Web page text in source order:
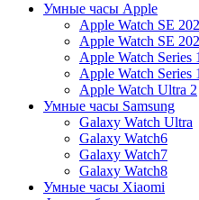
Умные часы Apple
Apple Watch SE
Apple Watch SE
Apple Watch Series
Apple Watch Series
Apple Watch Ultra 2
Умные часы Samsung
Galaxy Watch Ultra
Galaxy Watch6
Galaxy Watch7
Galaxy Watch8
Умные часы Xiaomi